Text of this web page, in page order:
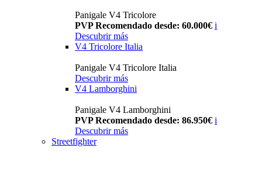
Panigale V4 Tricolore
PVP Recomendado desde: 60.000€ i
Descubrir más
V4 Tricolore Italia
Panigale V4 Tricolore Italia
Descubrir más
V4 Lamborghini
Panigale V4 Lamborghini
PVP Recomendado desde: 86.950€ i
Descubrir más
Streetfighter